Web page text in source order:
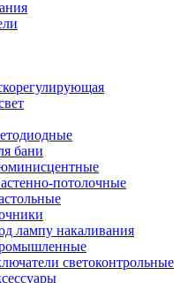
бани
потолочные
лампу накаливания
светоконтрольные